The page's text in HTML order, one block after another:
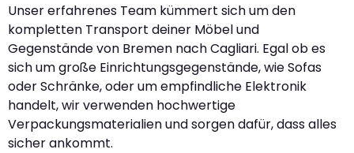
Unser erfahrenes Team kümmert sich um den
kompletten Transport deiner Möbel und
Gegenstände von Bremen nach Cagliari. Egal ob es
sich um große Einrichtungsgegenstände, wie Sofas
oder Schränke, oder um empfindliche Elektronik
handelt, wir verwenden hochwertige
Verpackungsmaterialien und sorgen dafür, dass alles
sicher ankommt.